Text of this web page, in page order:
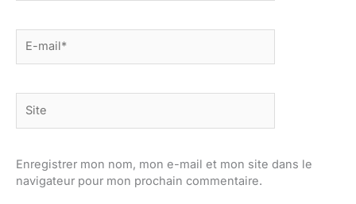
mail*
Enregistrer mon nom, mon e-mail et mon site dans le
navigateur pour mon prochain commentaire.